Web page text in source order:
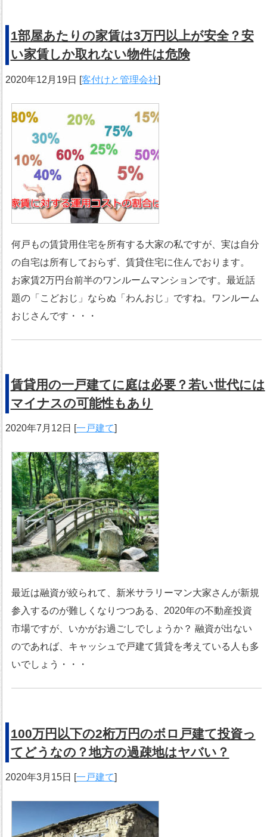
1部屋あたりの家賃は3万円以上が安全？安
い家賃しか取れない物件は危険
2020年12月19日 [客付けと管理会社]
何戸もの賃貸用住宅を所有する大家の私ですが、実は自分
の自宅は所有しておらず、賃貸住宅に住んでおります。
お家賃2万円台前半のワンルームマンションです。最近話
題の「こどおじ」ならぬ「わんおじ」ですね。ワンルーム
おじさんです・・・
賃貸用の一戸建てに庭は必要？若い世代には
マイナスの可能性もあり
2020年7月12日 [一戸建て
最近は融資が絞られて、新米サラリーマン大家さんが新規
参入するのが難しくなりつつある、2020年の不動産投資
市場ですが、いかがお過ごしでしょうか？ 融資が出ない
のであれば、キャッシュで戸建て賃貸を考えている人も多
いでしょう・・・
100万円以下の2桁万円のボロ戸建て投資っ
てどうなの？地方の過疎地はヤバい？
2020年3月15日 [一戸建て]